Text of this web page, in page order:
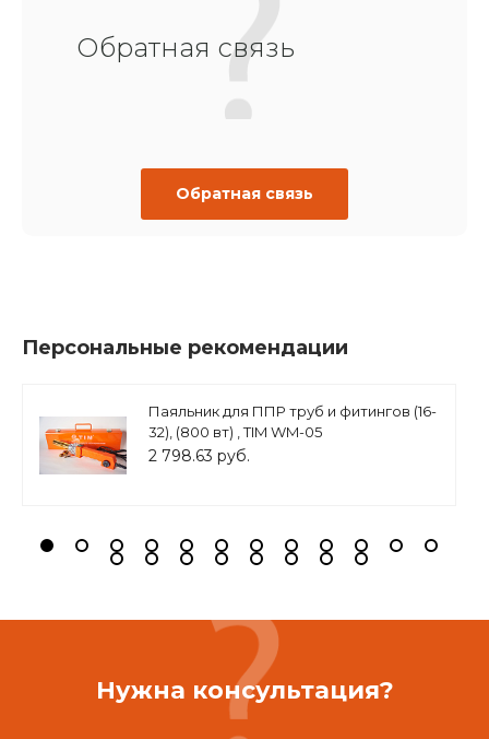
Обратная связь
Обратная связь
Персональные рекомендации
Паяльник для ППР труб и фитингов (16-
32), (800 вт) , TIM WM-05
2 798.63 руб.
Нужна консультация?